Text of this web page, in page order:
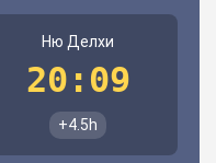
Ню Делхи
20:09
+4.5h